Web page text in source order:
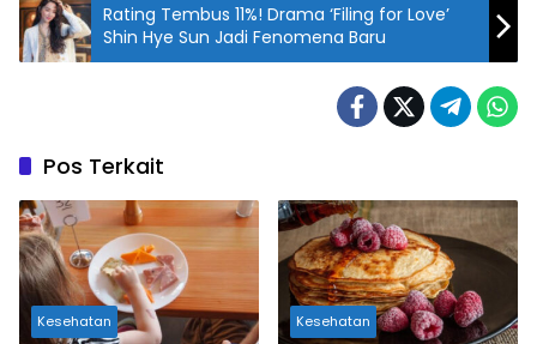
Rating Tembus 11%! Drama ‘Filing for Love’
Shin Hye Sun Jadi Fenomena Baru
Pos Terkait
Kesehatan Kesehatan